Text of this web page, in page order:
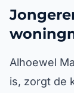
Alhoewel
is, zorgt de